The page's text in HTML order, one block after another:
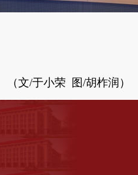
（文/于小荣 图/胡柞润）